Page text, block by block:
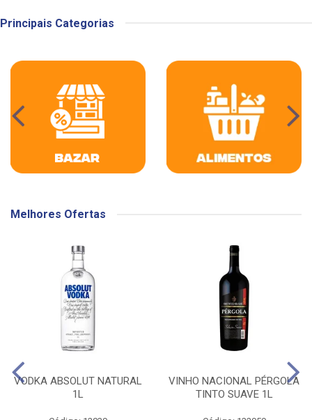
Principais Categorias
Melhores Ofertas
VODKA ABSOLUT NATURAL
1L
VINHO NACIONAL PÉRGOLA
TINTO SUAVE 1L